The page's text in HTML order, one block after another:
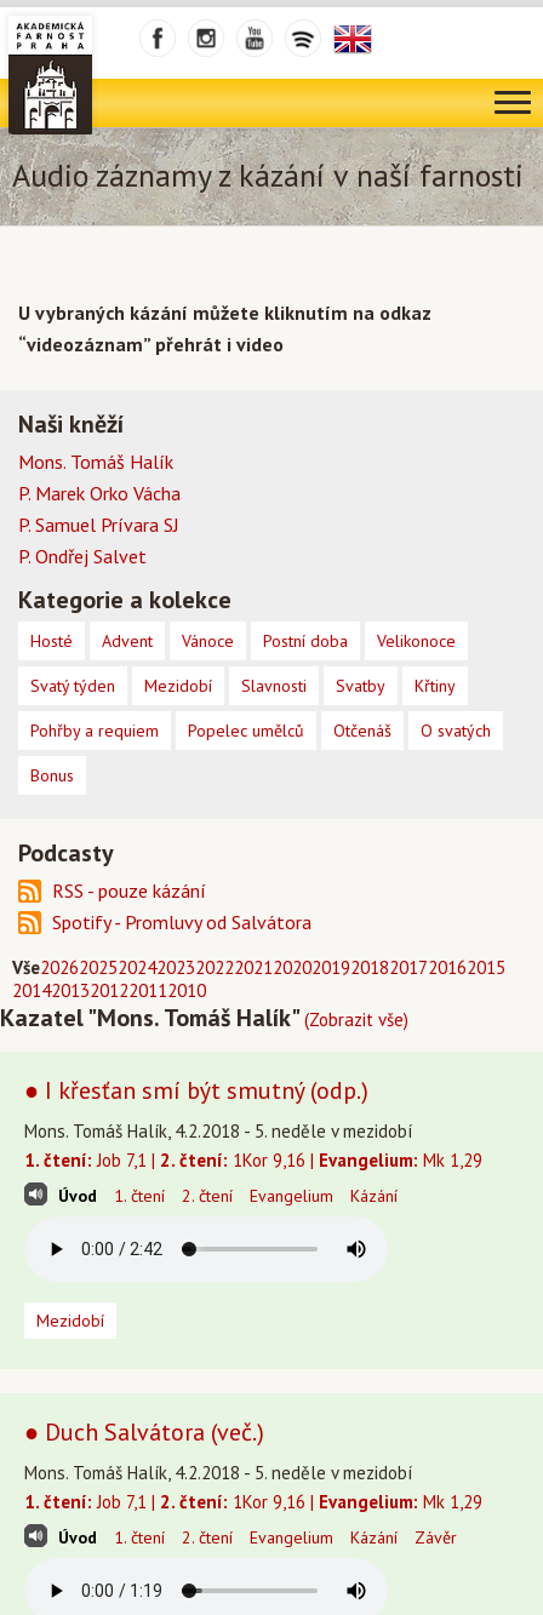
Audio záznamy z kázání v naší farnosti
Vše202620252024202320222021202020192018201720162015
20142013201220112010
Kazatel "Mons. Tomáš Halík"(Zobrazit vše)
● I křesťan smí být smutný (odp.)
Mons. Tomáš Halík, 4.2.2018 - 5. neděle v mezidobí
1. čtení: Job 7,1 | 2. čtení: 1Kor 9,16 | Evangelium: Mk 1,29
Úvod 1. čtení 2. čtení Evangelium Kázání
Mezidobí
● Duch Salvátora (več.)
Mons. Tomáš Halík, 4.2.2018 - 5. neděle v mezidobí
1. čtení: Job 7,1 | 2. čtení: 1Kor 9,16 | Evangelium: Mk 1,29
Úvod 1. čtení 2. čtení Evangelium Kázání Závěr
U vybraných kázání můžete kliknutím na odkaz
“videozáznam” přehrát i video
Naši kněží
Mons. Tomáš Halík
P. Marek Orko Vácha
P. Samuel Prívara SJ
P. Ondřej Salvet
Kategorie a kolekce
Hosté Advent Vánoce Postní doba Velikonoce
Svatý týden Mezidobí Slavnosti Svatby Křtiny
Pohřby a requiem Popelec umělců Otčenáš O svatých
Bonus
Podcasty
RSS - pouze kázání
Spotify - Promluvy od Salvátora